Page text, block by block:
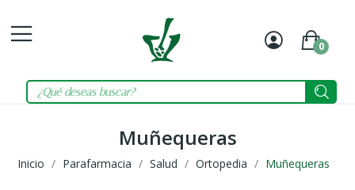
Mi
0
Muñequeras
Inicio Parafarmacia Salud Ortopedia Muñequeras